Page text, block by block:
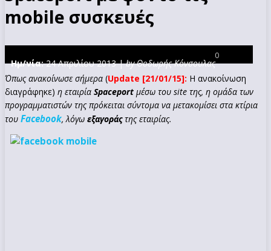
mobile συσκευές
Ημ/νία:24 Απριλίου 2013 |by Θοδωρής Κόνσουλας
0
Όπως ανακοίνωσε σήμερα (Update [21/01/15]: Η ανακοίνωση
διαγράφηκε) η εταιρία Spaceport μέσω του site της, η ομάδα των
προγραμματιστών της πρόκειται σύντομα να μετακομίσει στα κτίρια
του Facebook, λόγω εξαγοράςτης εταιρίας.